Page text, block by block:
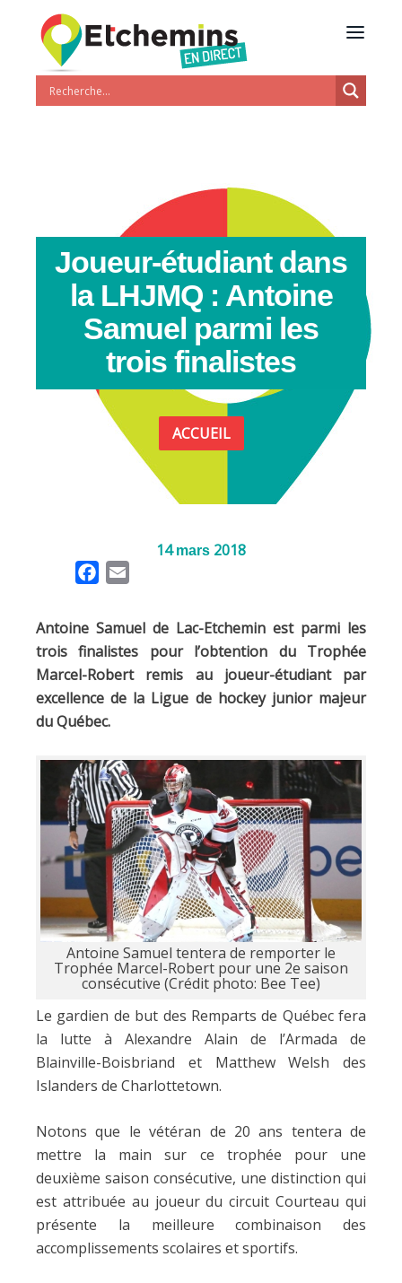
Joueur-étudiant dans
la LHJMQ : Antoine
Samuel parmi les
trois finalistes
ACCUEIL
14 mars 2018
e
b
o
o
k
i
l
Antoine Samuel de Lac-Etchemin est parmi les
trois finalistes pour l’obtention du Trophée
Marcel-Robert remis au joueur-étudiant par
excellence de la Ligue de hockey junior majeur
du Québec.
Antoine Samuel tentera de remporter le
Trophée Marcel-Robert pour une 2e saison
consécutive (Crédit photo: Bee Tee)
Le gardien de but des Remparts de Québec fera
la lutte à Alexandre Alain de l’Armada de
Blainville-Boisbriand et Matthew Welsh des
Islanders de Charlottetown.
Notons que le vétéran de 20 ans tentera de
mettre la main sur ce trophée pour une
deuxième saison consécutive, une distinction qui
est attribuée au joueur du circuit Courteau qui
présente la meilleure combinaison des
accomplissements scolaires et sportifs.